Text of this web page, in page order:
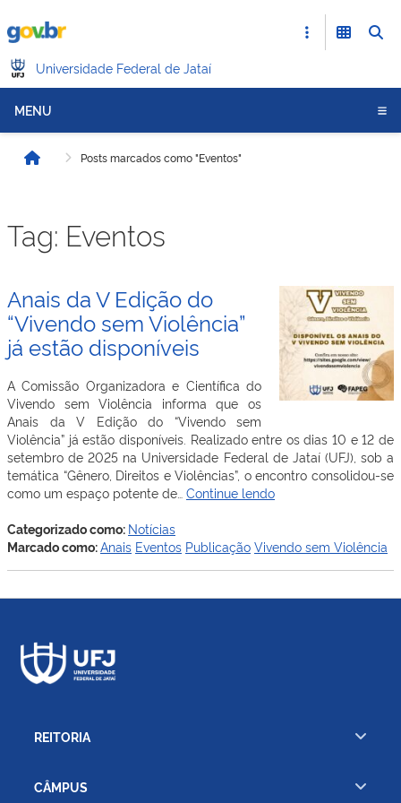
Universidade Federal de Jataí
MENU
Início Posts marcados como "Eventos"
Tag: Eventos
Anais da V Edição do
“Vivendo sem Violência”
já estão disponíveis
A Comissão Organizadora e Científica do
Vivendo sem Violência informa que os
Anais da V Edição do “Vivendo sem
Violência” já estão disponíveis. Realizado entre os dias 10 e 12 de
setembro de 2025 na Universidade Federal de Jataí (UFJ), sob a
temática “Gênero, Direitos e Violências”, o encontro consolidou-se
como um espaço potente de… Continue lendoAnais
Edição
sem
Categorizado como: Notícias
Marcado como:Anais Eventos Publicação Vivendo sem Violência
REITORIA
CÂMPUS